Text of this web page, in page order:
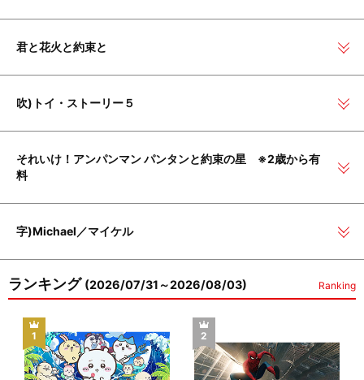
君と花火と約束と
吹)トイ・ストーリー５
それいけ！アンパンマン パンタンと約束の星 ※2歳から有
料
字)Michael／マイケル
ランキング (2026/07/31～2026/08/03) Ranking
1 2